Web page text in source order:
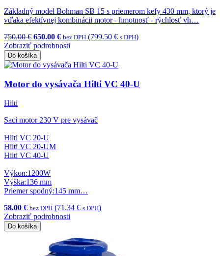
Základný model Bohman SB 15 s priemerom kefy 430 mm, ktorý je
vďaka efektívnej kombinácii motor - hmotnosť - rýchlosť vh…
750.00 € 650.00 € bez DPH (799.50 € s DPH)
Zobraziť podrobnosti
Do košíka
Motor do vysávača Hilti VC 40-U
Hilti
Sací motor 230 V pre vysávač
Hilti VC 20-U
Hilti VC 20-UM
Hilti VC 40-U
Výkon:1200W
Výška:136 mm
Priemer spodný:145 mm…
58.00 € bez DPH (71.34 € s DPH)
Zobraziť podrobnosti
Do košíka